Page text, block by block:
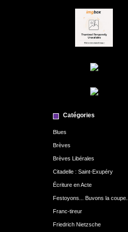
Catégories
Blues
Brèves
Brèves Libérales
Citadelle : Saint-Exupéry
Écriture en Acte
Festoyons... Buvons la coupe...
Franc-tireur
Friedrich Nietzsche